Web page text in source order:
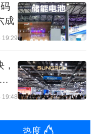
68%、环比增长
能电芯“一芯难
排至2026年底至
趋于饱和。
也稳步增长，国
成
19:29
19:48
热度